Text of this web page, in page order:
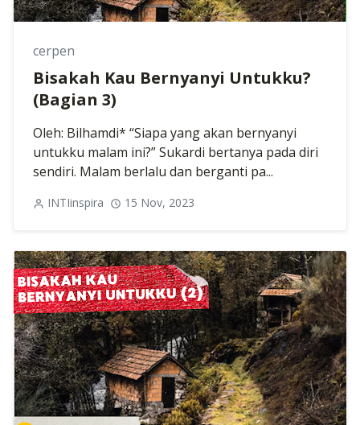
cerpen
Bisakah Kau Bernyanyi Untukku?
(Bagian 3)
Oleh: Bilhamdi* “Siapa yang akan bernyanyi
untukku malam ini?” Sukardi bertanya pada diri
sendiri. Malam berlalu dan berganti pa...
INTIinspira 15 Nov, 2023